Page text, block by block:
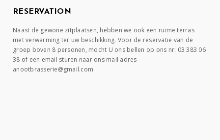
RESERVATION
Naast de gewone zitplaatsen, hebben we ook een ruime terras
met verwarming ter uw beschikking. Voor de reservatie van de
groep boven 8 personen, mocht U ons bellen op ons nr: 03 383 06
38 of een email sturen naar ons mail adres
anootbrasserie@gmail.com.